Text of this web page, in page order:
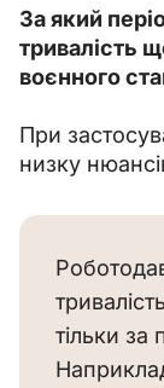
За який
тривалість
воєнного
При
низку
тільки за